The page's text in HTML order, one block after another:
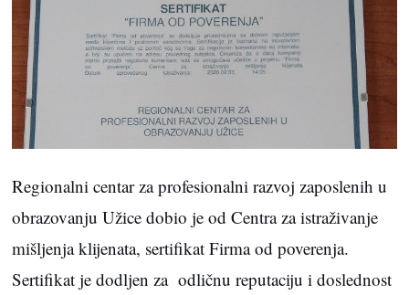
Regionalni centar za profesionalni razvoj zaposlenih u
obrazovanju Užice dobio je od Centra za istraživanje
mišljenja klijenata, sertifikat Firma od poverenja.
Sertifikat je dodljen za odličnu reputaciju i doslednost